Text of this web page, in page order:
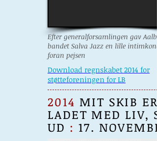
Efter generalforsamlingen gav
bandet Salva Jazz en lille
foran pejsen
Download regnskabet 2014 for
støtteforeningen for LB
2014 MIT SKIB ER
LADET MED LIV,
UD : 17.